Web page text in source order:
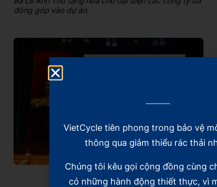
đóng góp vào dự án.
VietCycle tiên phong trong bảo vệ
thông qua giảm thiểu rác thải
Chúng tôi kêu gọi cộng đồng cùng
có những hành động thiết thực, vì